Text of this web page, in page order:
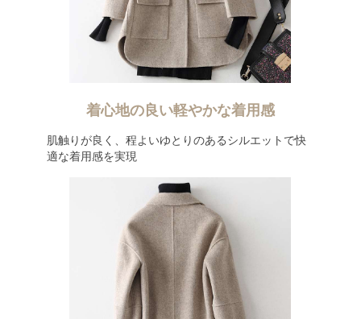
着心地の良い軽やかな着用感
肌触りが良く、程よいゆとりのあるシルエットで快
適な着用感を実現